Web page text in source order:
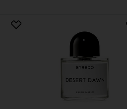
EdP, parfimērija